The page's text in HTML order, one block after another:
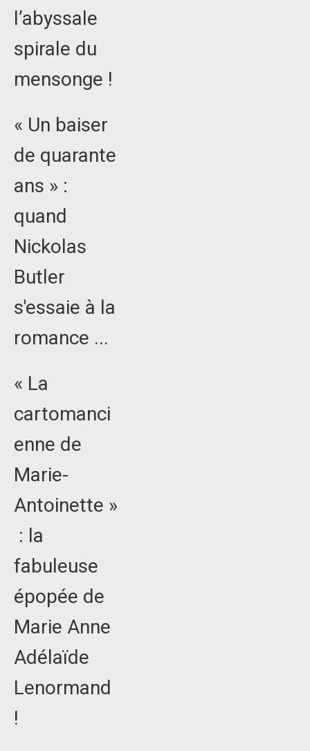
l’abyssale
spirale du
mensonge !
« Un baiser
de quarante
ans » :
quand
Nickolas
Butler
s'essaie à la
romance ...
« La
cartomanci
enne de
Marie-
Antoinette »
: la
fabuleuse
épopée de
Marie Anne
Adélaïde
Lenormand
!